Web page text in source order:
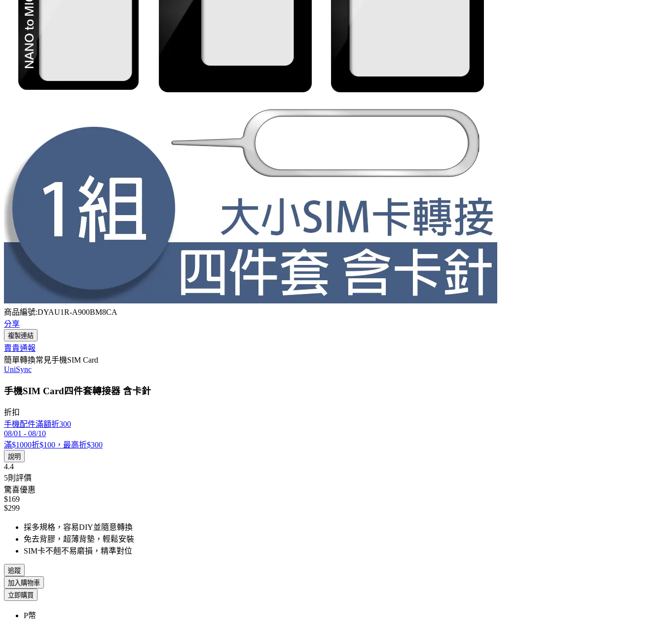
商品編號:DYAU1R-A900BM8CA
分享
複製連結
賣貴通報
簡單轉換常見手機SIM Card
UniSync
手機SIM Card四件套轉接器 含卡針
折扣
手機配件滿額折300
08/01 - 08/10
滿$1000折$100，最高折$300
說明
4.4
5則評價
驚喜優惠
$169
$299
採多規格，容易DIY並隨意轉換
免去背膠，超薄背墊，輕鬆安裝
SIM卡不翹不易磨損，精準對位
追蹤
加入購物車
立即購買
P幣